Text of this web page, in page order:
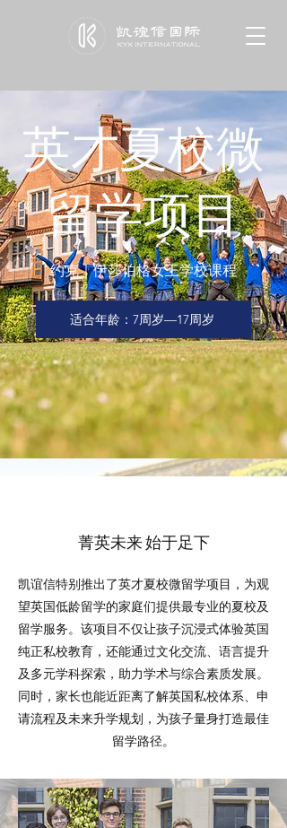
英才夏校微
留学项目
约克｜伊莎伯格女王学校课程
适合年龄：7周岁—17周岁
菁英未来 始于足下
凯谊信特别推出了英才夏校微留学项目，为观
望英国低龄留学的家庭们提供最专业的夏校及
留学服务。该项目不仅让孩子沉浸式体验英国
纯正私校教育，还能通过文化交流、语言提升
及多元学科探索，助力学术与综合素质发展。
同时，家长也能近距离了解英国私校体系、申
请流程及未来升学规划，为孩子量身打造最佳
留学路径。